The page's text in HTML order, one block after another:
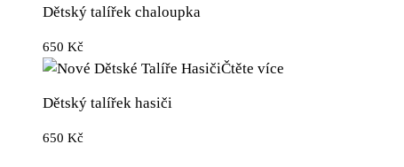
Dětský talířek chaloupka
650 Kč
Čtěte více
Dětský talířek hasiči
650 Kč